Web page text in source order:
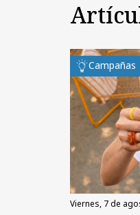
Campañas
viernes, 7 de